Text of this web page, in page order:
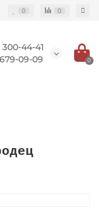
0 0
44-41
09-09
0